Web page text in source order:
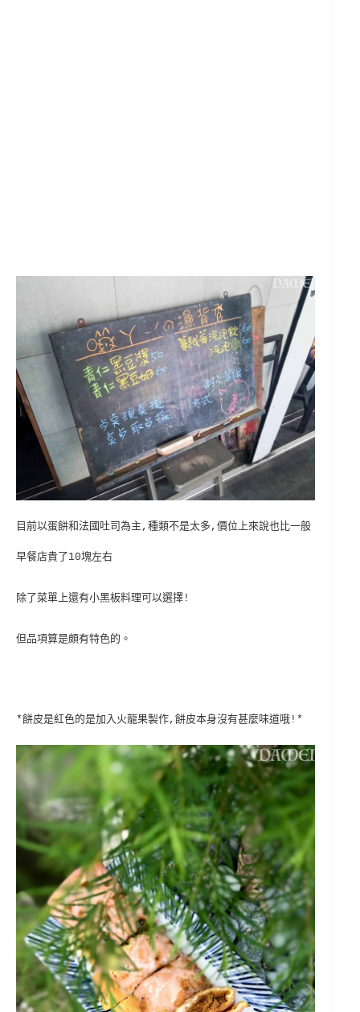
目前以蛋餅和法國吐司為主,種類不是太多,價位上來說也比一般
早餐店貴了10塊左右
除了菜單上還有小黑板料理可以選擇!
但品項算是頗有特色的。
*餅皮是紅色的是加入火龍果製作,餅皮本身沒有甚麼味道哦 !*